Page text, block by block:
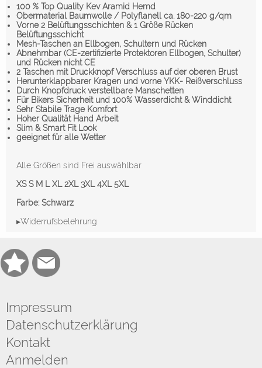
100 % Top Quality Kev Aramid Hemd
Obermaterial Baumwolle / Polyflanell ca. 180-220 g/qm
Vorne 2 Belüftungsschichten & 1 Größe Rücken
Belüftungsschicht
Mesh-Taschen an Ellbogen, Schultern und Rücken
Abnehmbar (CE-zertifizierte Protektoren Ellbogen, Schulter)
und Rücken nicht CE
2 Taschen mit Druckknopf Verschluss auf der oberen Brust
Herunterklappbarer Kragen und vorne YKK- Reißverschluss
Durch Knopfdruck verstellbare Manschetten
Für Bikers Sicherheit und 100% Wasserdicht & Winddicht
Sehr Stabile Trage Komfort
Hoher Qualität Hand Arbeit
Slim & Smart Fit Look
geeignet für alle Wetter
Alle Größen sind Frei auswählbar
XS S M L XL 2XL 3XL 4XL 5XL
Farbe: Schwarz
▸Widerrufsbelehrung
Impressum
Datenschutzerklärung
Kontakt
Anmelden